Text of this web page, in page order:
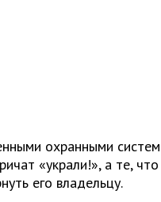
охранными
«украли!», а те,
его владельцу.